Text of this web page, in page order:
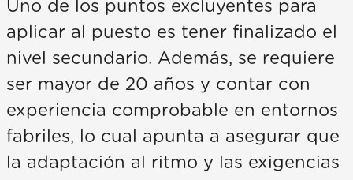
Uno de los puntos excluyentes para
aplicar al puesto es tener finalizado el
nivel secundario. Además, se requiere
ser mayor de 20 años y contar con
experiencia comprobable en entornos
fabriles, lo cual apunta a asegurar que
la adaptación al ritmo y las exigencias